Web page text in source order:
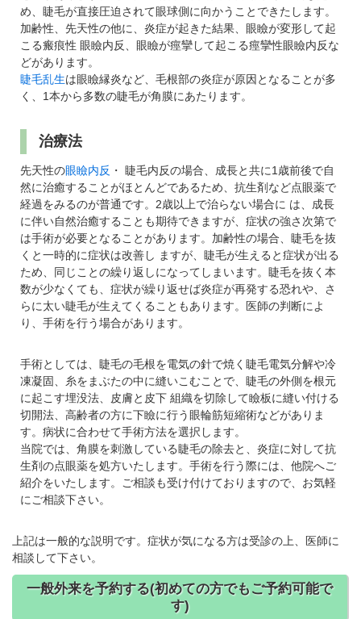
め、睫毛が直接圧迫されて眼球側に向かうことできたします。
加齢性、先天性の他に、炎症が起きた結果、眼瞼が変形して起
こる瘢痕性 眼瞼内反、眼瞼が痙攣して起こる痙攣性眼瞼内反な
どがあります。
睫毛乱生は眼瞼縁炎など、毛根部の炎症が原因となることが多
く、1本から多数の睫毛が角膜にあたります。
治療法
先天性の眼瞼内反 ・ 睫毛内反の場合、成長と共に1歳前後で自
然に治癒することがほとんどであるため、抗生剤など点眼薬で
経過をみるのが普通です。2歳以上で治らない場合に は、成長
に伴い自然治癒することも期待できますが、症状の強さ次第で
は手術が必要となることがあります。加齢性の場合、睫毛を抜
くと一時的に症状は改善し ますが、睫毛が生えると症状が出る
ため、同じことの繰り返しになってしまいます。睫毛を抜く本
数が少なくても、症状が繰り返せば炎症が再発する恐れや、さ
らに太い睫毛が生えてくることもあります。医師の判断によ
り、手術を行う場合があります。
手術としては、睫毛の毛根を電気の針で焼く睫毛電気分解や冷
凍凝固、糸をまぶたの中に縫いこむことで、睫毛の外側を根元
に起こす埋没法、皮膚と皮下 組織を切除して瞼板に縫い付ける
切開法、高齢者の方に下瞼に行う眼輪筋短縮術などがありま
す。病状に合わせて手術方法を選択します。
当院では、角膜を刺激している睫毛の除去と、炎症に対して抗
生剤の点眼薬を処方いたします。手術を行う際には、他院へご
紹介をいたします。ご相談も受け付けておりますので、お気軽
にご相談下さい。
上記は一般的な説明です。症状が気になる方は受診の上、医師に
相談して下さい。
一般外来を予約する(初めての方でもご予約可能で
す)